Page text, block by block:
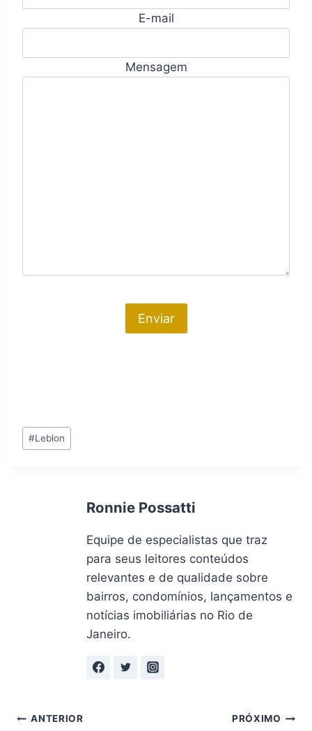
E-mail
Mensagem
Tags
do
#Leblon
Ronnie Possatti
Equipe de especialistas que traz
para seus leitores conteúdos
relevantes e de qualidade sobre
bairros, condomínios, lançamentos e
notícias imobiliárias no Rio de
Janeiro.
Navegação
ANTERIOR PRÓXIMO